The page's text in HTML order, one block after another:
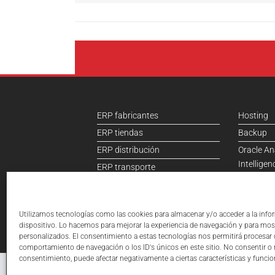
Utilizamos tecnologías como las cookies para almacenar y/o acceder a la
dispositivo. Lo hacemos para mejorar la experiencia de navegación y para
personalizados. El consentimiento a estas tecnologías nos permitirá procesar
comportamiento de navegación o los ID's únicos en este sitio. No consentir o
consentimiento, puede afectar negativamente a ciertas características y
ERP fabricantes
ERP tiendas
ERP distribución
ERP transporte
Hosting
Backup
Oracle